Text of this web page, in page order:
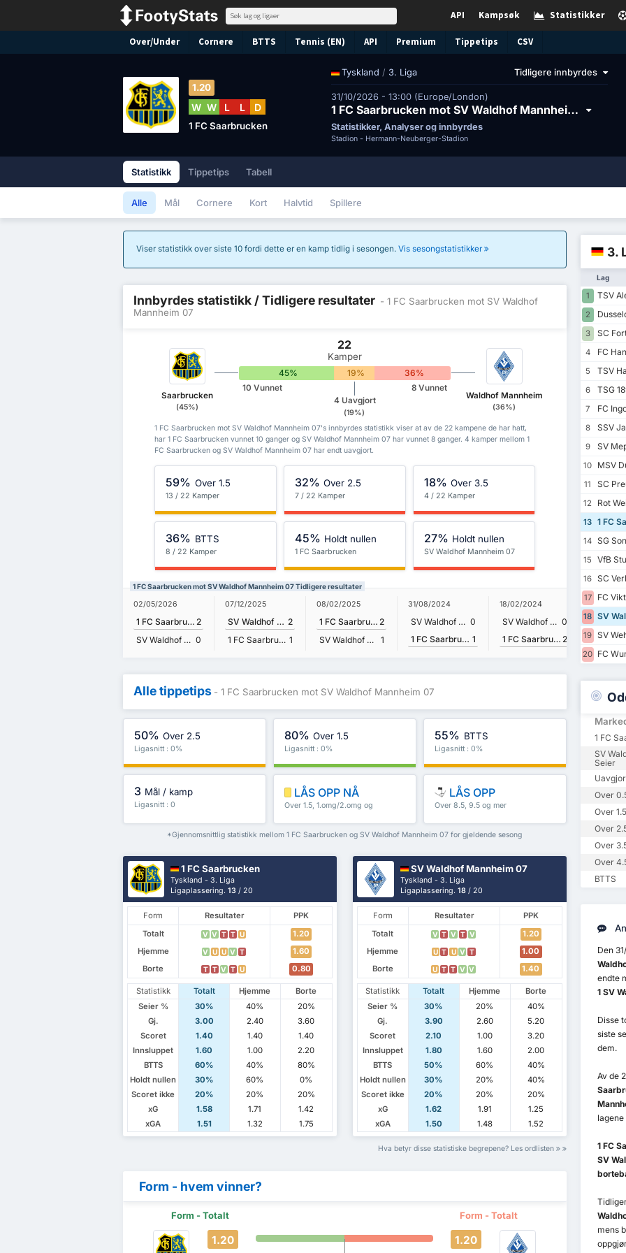
Statistikker
Kampsøk
API
Over/Under Cornere BTTS Tennis (EN) API Premium Tippetips CSV
Tyskland / 3. Liga Tidligere innbyrdes
31/10/2026 - 13:00 (Europe/London)
1 FC Saarbrucken mot SV Waldhof Mannheim 07
Statistikker, Analyser og innbyrdes
Stadion - Hermann-Neuberger-Stadion
1.20
W W L L D
1 FC Saarbrucken
Statistikk Tippetips Tabell
Alle Mål Cornere Kort Halvtid Spillere
Viser statistikk over siste 10 fordi dette er en kamp tidlig i sesongen. Vis sesongstatistikker
Innbyrdes statistikk / Tidligere resultater - 1 FC Saarbrucken mot SV Waldhof
Mannheim 07
Saarbrucken
(45%)
22
Kamper
45% 19% 36%
10 Vunnet
4 Uavgjort
(19%)
8 Vunnet
Waldhof Mannheim
(36%)
1 FC Saarbrucken mot SV Waldhof Mannheim 07's innbyrdes statistikk viser at av de 22 kampene de har hatt,
har 1 FC Saarbrucken vunnet 10 ganger og SV Waldhof Mannheim 07 har vunnet 8 ganger. 4 kamper mellom 1
FC Saarbrucken og SV Waldhof Mannheim 07 har endt uavgjort.
59% Over 1.5
13 / 22 Kamper
32% Over 2.5
7 / 22 Kamper
18% Over 3.5
4 / 22 Kamper
36% BTTS
8 / 22 Kamper
45% Holdt nullen
1 FC Saarbrucken
27% Holdt nullen
SV Waldhof Mannheim 07
1 FC Saarbrucken mot SV Waldhof Mannheim 07 Tidligere resultater
02/05/2026
1 FC Saarbrucken 2
SV Waldhof Mannheim 07 0
07/12/2025
SV Waldhof Mannheim 07 2
1 FC Saarbrucken 1
08/02/2025
1 FC Saarbrucken 2
SV Waldhof Mannheim 07
1
31/08/2024
SV Waldhof Mannheim 07 0
1 FC Saarbrucken 1
18/02/2024
SV Waldhof Mannheim 07 0
1 FC Saarbrucken 2
23/09/
Alle tippetips - 1 FC Saarbrucken mot SV Waldhof Mannheim 07
50% Over 2.5
Ligasnitt : 0%
80% Over 1.5
Ligasnitt : 0%
55% BTTS
Ligasnitt : 0%
3 Mål / kamp
Ligasnitt : 0
LÅS OPP NÅ
Over 1.5, 1.omg/2.omg og
LÅS OPP
Over 8.5, 9.5 og mer
*Gjennomsnittlig statistikk mellom 1 FC Saarbrucken og SV Waldhof Mannheim 07 for gjeldende sesong
1 FC Saarbrucken
Tyskland - 3. Liga
Ligaplassering.13 / 20
Form Resultater
PPK
Totalt
V V T T U
1.20
Hjemme
V U U V T
1.60
Borte
T T V T U 0.80
Statistikk Totalt Hjemme
Borte
Seier %
30% 40%
20%
Gj.
3.00 2.40
3.60
Scoret
1.40 1.40
1.40
Innsluppet
1.60 1.00
2.20
BTTS
60% 40%
80%
Holdt nullen
30% 60%
0%
Scoret ikke
20% 20%
20%
xG
1.58 1.71
1.42
xGA
1.51 1.32 1.75
SV Waldhof Mannheim 07
Tyskland - 3. Liga
Ligaplassering.18 / 20
Form Resultater
PPK
Totalt
V T V T V
1.20
Hjemme
U T U V T
1.00
Borte
U T T V V 1.40
Statistikk Totalt Hjemme
Borte
Seier %
30% 20%
40%
Gj.
3.90 2.60
5.20
Scoret
2.10 1.00
3.20
Innsluppet
1.80 1.60
2.00
BTTS
50% 60%
40%
Holdt nullen
30% 20%
40%
Scoret ikke
20% 20%
20%
xG
1.62 1.91
1.25
xGA
1.50 1.48 1.52
Hva betyr disse statistiske begrepene? Les ordlisten
Form - hvem vinner?
Form - Totalt Form - Totalt
1.20 1.20
3.
Lag
1 TSV
2
3 SC
4 FC
5 TSV
6 TSG
7 FC
8 SSV
9 SV
10 MSV
11 SC
12 Rot
13 1 FC
14 SG
15 VfB
16 SC
17 FC
18 SV
19 SV
20 FC
1 FC
SV
Seier
Over
Over 1.5
Over
Over
Over
BTTS
Den
endte
1 SV
Disse
siste
dem.
Av de
1 FC
SV
mens